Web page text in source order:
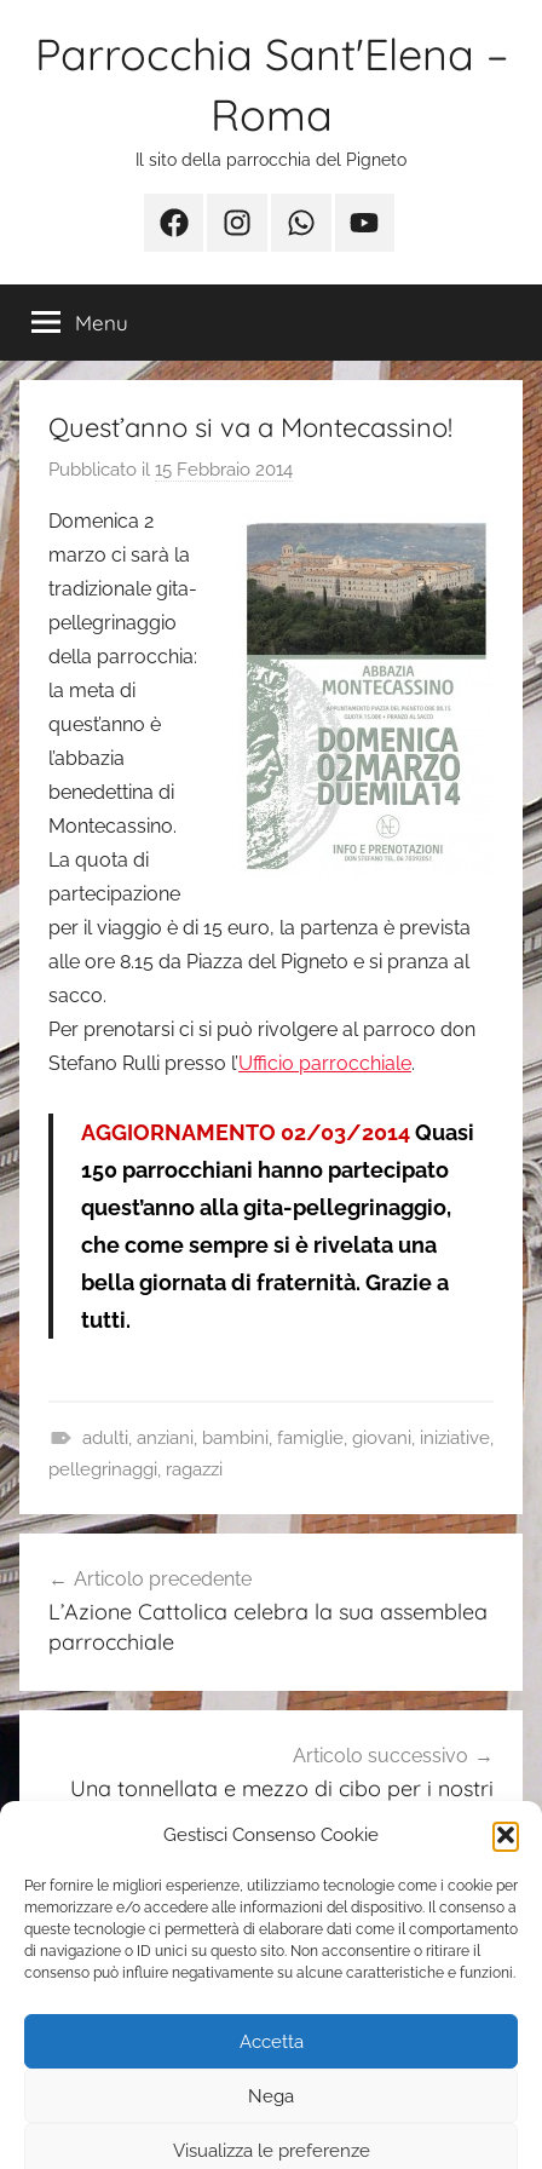
Gestisci Consenso Cookie
Per fornire le migliori esperienze, utilizziamo tecnologie come i cookie per
memorizzare e/o accedere alle informazioni del dispositivo. Il consenso a
queste tecnologie ci permetterà di elaborare dati come il comportamento
di navigazione o ID unici su questo sito. Non acconsentire o ritirare il
consenso può influire negativamente su alcune caratteristiche e funzioni.
Accetta
Nega
Visualizza le preferenze
Parrocchia Sant'Elena –
Roma
Il sito della parrocchia del Pigneto
FacebookInstagramWhatsappYoutube
Menu
Quest’anno si va a Montecassino!
Pubblicato il 15 Febbraio 2014
s
i
m
o
n
e
Domenica 2
marzo ci sarà la
tradizionale gita-
pellegrinaggio
della parrocchia:
la meta di
quest’anno è
l’abbazia
benedettina di
Montecassino.
La quota di
partecipazione
per il viaggio è di 15 euro, la partenza è prevista
alle ore 8.15 da Piazza del Pigneto e si pranza al
sacco.
Per prenotarsi ci si può rivolgere al parroco don
Stefano Rulli presso l’Ufficio parrocchiale.
AGGIORNAMENTO 02/03/2014Quasi
150 parrocchiani hanno partecipato
quest’anno alla gita-pellegrinaggio,
che come sempre si è rivelata una
bella giornata di fraternità. Grazie a
tutti.
a
v
adulti, anziani, bambini, famiglie, giovani, iniziative,
pellegrinaggi, ragazzi
Navigazione
articoli
Articolo precedente
L’Azione Cattolica celebra la sua assemblea
parrocchiale
Articolo successivo
Una tonnellata e mezzo di cibo per i nostri
poveri
Contatti
Parrocchia Sant’Elena
Via Casilina, 205 – 00176 Roma